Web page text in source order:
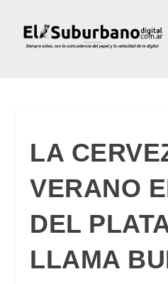
LA
VERANO
DEL
LLAMA